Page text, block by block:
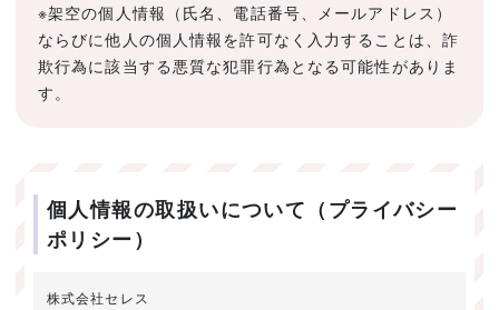
※架空の個人情報（氏名、電話番号、メールアドレス）
ならびに他人の個人情報を許可なく入力することは、詐
欺行為に該当する悪質な犯罪行為となる可能性がありま
す。
個人情報の取扱いについて（プライバシー
ポリシー）
株式会社セレス